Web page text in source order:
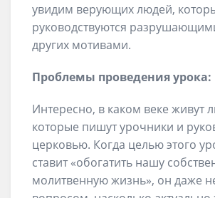
увидим верующих людей,
руководствуются
других мотивами.
Проблемы проведения урока:
Интересно, в каком веке живут
которые пишут урочники и
церковью. Когда целью этого
ставит «обогатить нашу
молитвенную жизнь», он даже